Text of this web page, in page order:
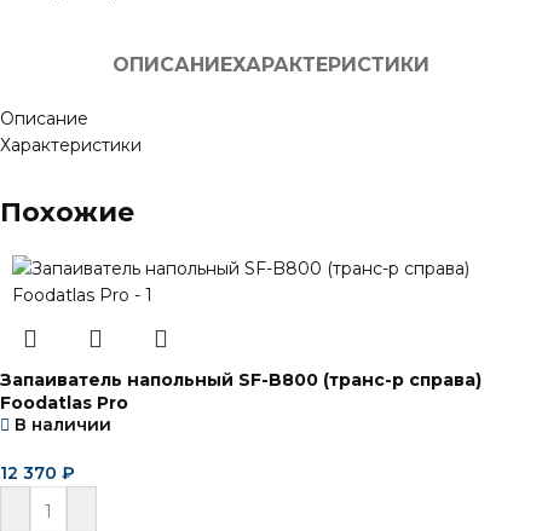
ОПИСАНИЕХАРАКТЕРИСТИКИ
Описание
Характеристики
Похожие
Запаиватель напольный SF-B800 (транс-р справа)
Foodatlas Pro
В наличии
12 370 ₽